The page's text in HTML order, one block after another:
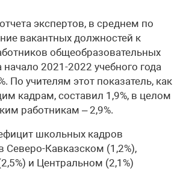
экспертов, в среднем по
вакантных должностей к
общеобразовательных
начало 2021-2022 учебного года
По учителям этот показатель, как
кадрам, составил 1,9%, в целом
работникам – 2,9%.
школьных кадров
Северо-Кавказском (1,2%),
и Центральном (2,1%)